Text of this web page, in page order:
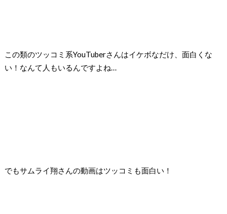
この類のツッコミ系YouTuberさんはイケボなだけ、面白くな
い！なんて人もいるんですよね…
でもサムライ翔さんの動画はツッコミも面白い！